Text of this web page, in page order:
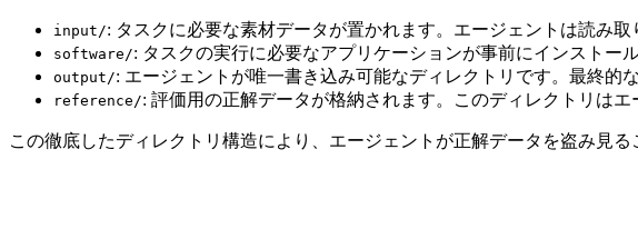
input/: タスクに必要な素材データが置かれます。エージェントは読み取
software/: タスクの実行に必要なアプリケーションが事前にインストー
output/: エージェントが唯一書き込み可能なディレクトリです。最終的
reference/: 評価用の正解データが格納されます。このディレクトリは
この徹底したディレクトリ構造により、エージェントが正解データを盗み見